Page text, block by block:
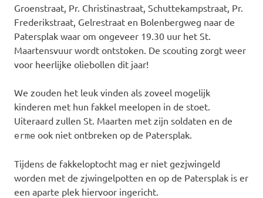
Groenstraat, Pr. Christinastraat, Schuttekampstraat, Pr.
Frederikstraat, Gelrestraat en Bolenbergweg naar de
Patersplak waar om ongeveer 19.30 uur het St.
Maartensvuur wordt ontstoken. De scouting zorgt weer
voor heerlijke oliebollen dit jaar!
We zouden het leuk vinden als zoveel mogelijk
kinderen met hun fakkel meelopen in de stoet.
Uiteraard zullen St. Maarten met zijn soldaten en de
erme ook niet ontbreken op de Patersplak.
Tijdens de fakkeloptocht mag er niet gezjwingeld
worden met de zjwingelpotten en op de Patersplak is er
een aparte plek hiervoor ingericht.